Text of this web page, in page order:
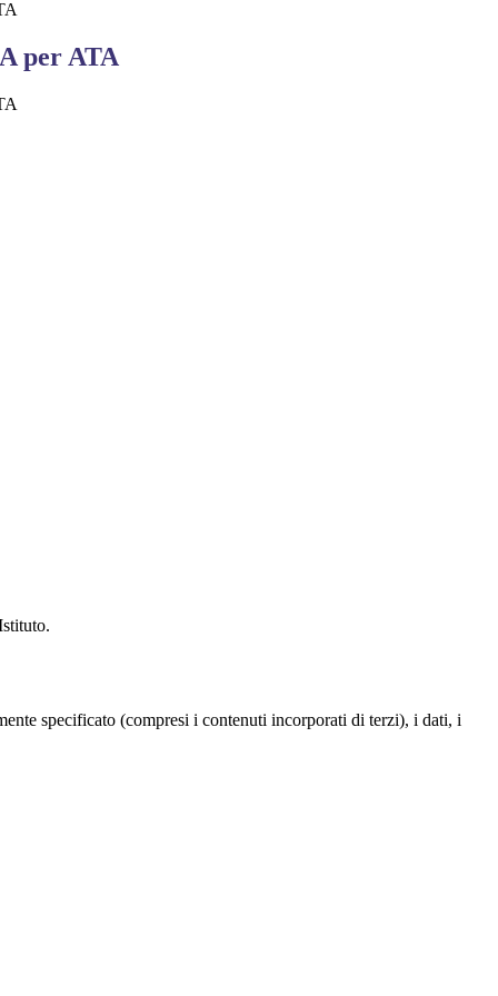
per ATA
specificato (compresi i contenuti incorporati di terzi), i dati, i